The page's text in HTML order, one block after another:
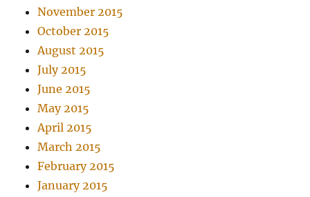
November 2015
October 2015
August 2015
July 2015
June 2015
May 2015
April 2015
March 2015
February 2015
January 2015